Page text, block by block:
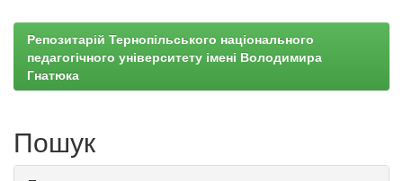
Репозитарій Тернопільського національного
педагогічного університету імені Володимира
Гнатюка
Пошук